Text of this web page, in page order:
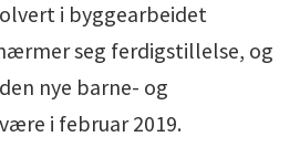
i byggearbeidet
seg ferdigstillelse, og
nye barne- og
i februar 2019.